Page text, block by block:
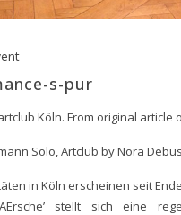
s-pur
Köln. From original article
Solo, Artclub by Nora Debus
in Köln erscheinen seit
stellt sich eine